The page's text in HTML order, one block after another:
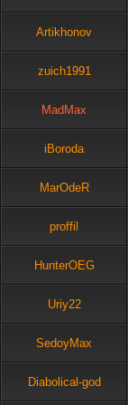
Artikhonov
zuich1991
MadMax
iBoroda
MarOdeR
proffil
HunterOEG
Uriy22
SedoyMax
Diabolical-god